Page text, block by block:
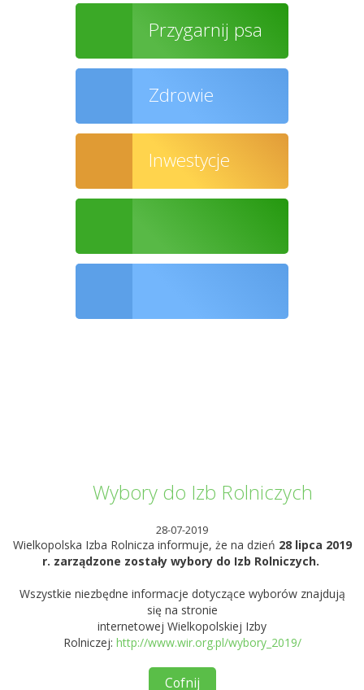
Przygarnij psa
Zdrowie
Inwestycje
Wybory do Izb Rolniczych
28-07-2019
Wielkopolska Izba Rolnicza informuje, że na dzień 28 lipca 2019
r. zarządzone zostały wybory do Izb Rolniczych.
Wszystkie niezbędne informacje dotyczące wyborów znajdują
się na stronie
internetowej Wielkopolskiej Izby
Rolniczej: http://www.wir.org.pl/wybory_2019/
Cofnij